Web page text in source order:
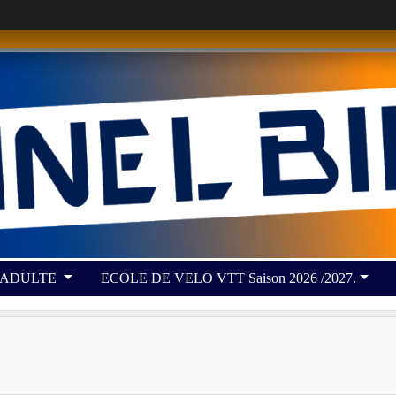
ECOLE DE VELO VTT Saison 2026 /2027.